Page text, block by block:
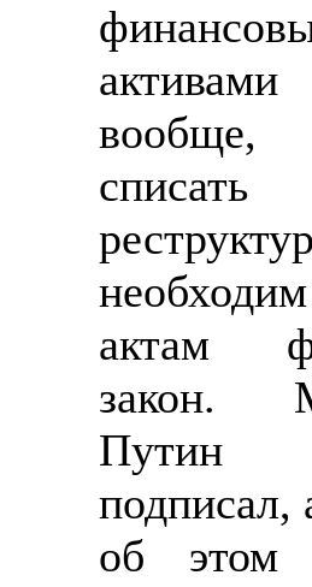
актам
закон.
Путин
подписал,
об этом